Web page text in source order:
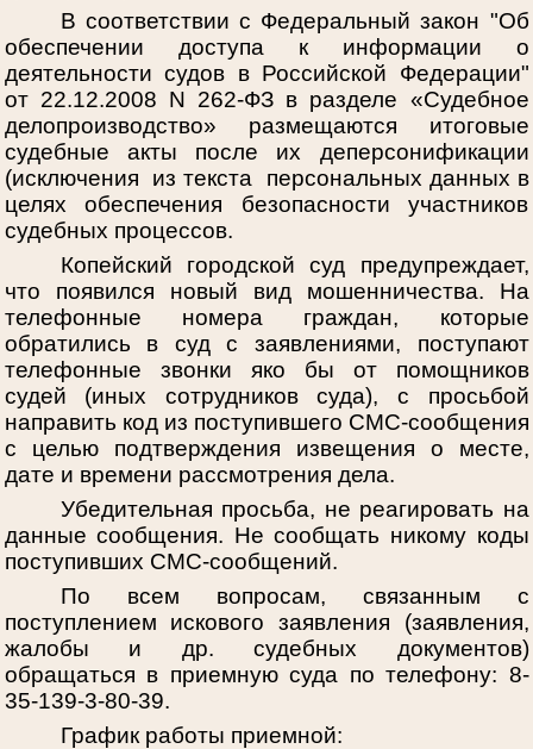
В соответствии с Федеральный закон "Об
обеспечении доступа к информации о
деятельности судов в Российской Федерации"
от 22.12.2008 N 262-ФЗ в разделе «Судебное
делопроизводство» размещаются итоговые
судебные акты после их деперсонификации
(исключения из текста персональных данных в
целях обеспечения безопасности участников
судебных процессов.
Копейский городской суд предупреждает,
что появился новый вид мошенничества. На
телефонные номера граждан, которые
обратились в суд с заявлениями, поступают
телефонные звонки яко бы от помощников
судей (иных сотрудников суда), с просьбой
направить код из поступившего СМС-сообщения
с целью подтверждения извещения о месте,
дате и времени рассмотрения дела.
Убедительная просьба, не реагировать на
данные сообщения. Не сообщать никому коды
поступивших СМС-сообщений.
По всем вопросам, связанным с
поступлением искового заявления (заявления,
жалобы и др. судебных документов)
обращаться в приемную суда по телефону: 8-
35-139-3-80-39.
График работы приемной: